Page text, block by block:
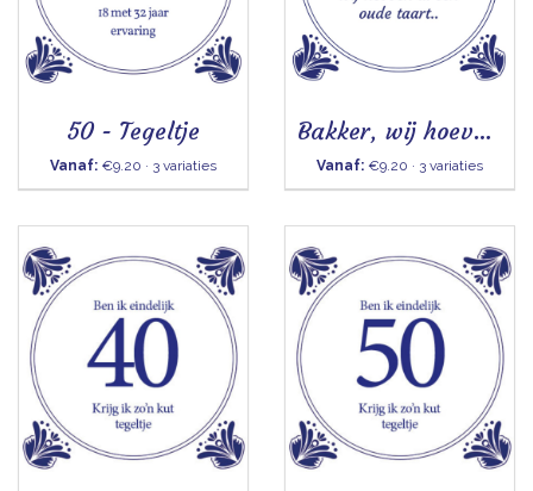
50 - Tegeltje
Vanaf: €9.20 · 3 variaties
Bakker, wij hoeven vandaag geen gebak- Tegeltje
Vanaf: €9.20 · 3 variaties